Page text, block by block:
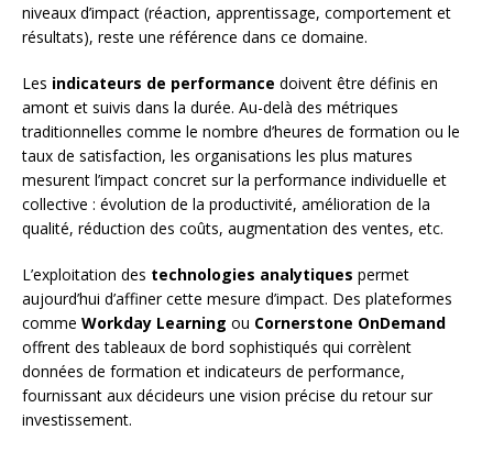
niveaux d’impact (réaction, apprentissage, comportement et
résultats), reste une référence dans ce domaine.
Les indicateurs de performance doivent être définis en
amont et suivis dans la durée. Au-delà des métriques
traditionnelles comme le nombre d’heures de formation ou le
taux de satisfaction, les organisations les plus matures
mesurent l’impact concret sur la performance individuelle et
collective : évolution de la productivité, amélioration de la
qualité, réduction des coûts, augmentation des ventes, etc.
L’exploitation des technologies analytiques permet
aujourd’hui d’affiner cette mesure d’impact. Des plateformes
comme Workday Learning ou Cornerstone OnDemand
offrent des tableaux de bord sophistiqués qui corrèlent
données de formation et indicateurs de performance,
fournissant aux décideurs une vision précise du retour sur
investissement.